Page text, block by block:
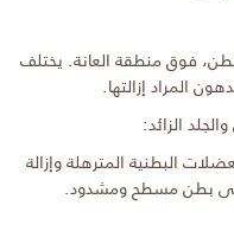
فوق منطقة العانة. يختلف
المراد إزالتها.
الزائد:
البطنية المترهلة وإزالة
على بطن مسطح ومشدود.